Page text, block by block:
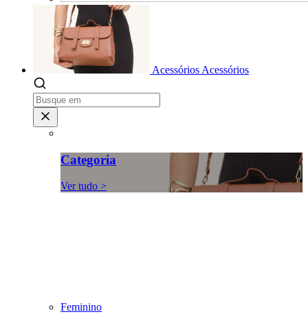
Acessórios Acessórios
Categoria
Ver tudo >
Feminino